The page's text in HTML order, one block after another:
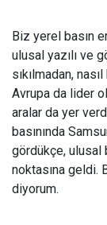
Biz yerel basın
ulusal yazılı ve
sıkılmadan,
Avrupa da lider
aralar da yer
basınında
gördükçe, ulusal
noktasına geldi.
diyorum.